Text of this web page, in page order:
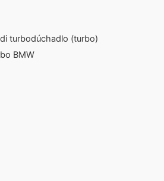
turbodúchadlo (turbo)
BMW